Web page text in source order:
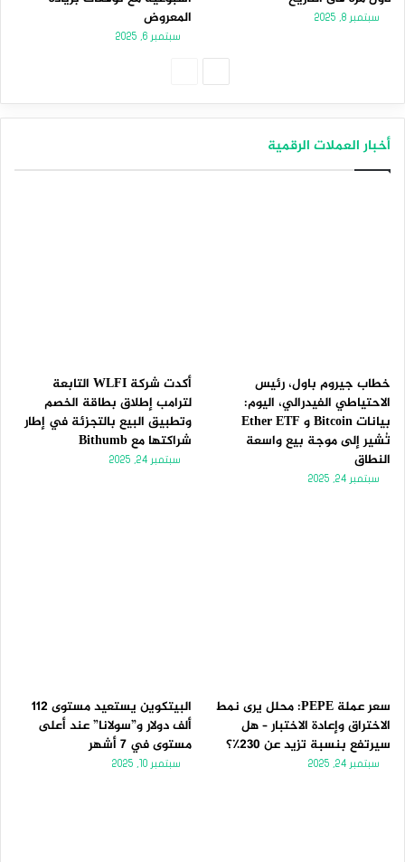
سبتمبر 8, 2025
المعروض
سبتمبر 6, 2025
أخبار العملات الرقمية
خطاب جيروم باول، رئيس
الاحتياطي الفيدرالي، اليوم:
بيانات Bitcoin و Ether ETF
تُشير إلى موجة بيع واسعة
النطاق
سبتمبر 24, 2025
أكدت شركة WLFI التابعة
لترامب إطلاق بطاقة الخصم
وتطبيق البيع بالتجزئة في إطار
شراكتها مع Bithumb
سبتمبر 24, 2025
سعر عملة PEPE: محلل يرى نمط
الاختراق وإعادة الاختبار – هل
سيرتفع بنسبة تزيد عن 230٪؟
سبتمبر 24, 2025
البيتكوين يستعيد مستوى 112
ألف دولار و”سولانا” عند أعلى
مستوى في 7 أشهر
سبتمبر 10, 2025